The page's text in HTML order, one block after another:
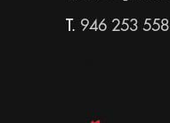
T. 946 253 558